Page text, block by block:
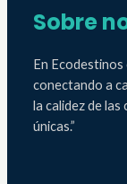
Sobre
En Ecodestinos
conectando a
la calidez de las
únicas.”